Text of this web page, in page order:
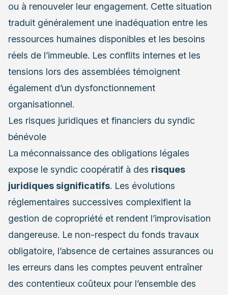
ou à renouveler leur engagement. Cette situation
traduit généralement une inadéquation entre les
ressources humaines disponibles et les besoins
réels de l’immeuble. Les conflits internes et les
tensions lors des assemblées témoignent
également d’un dysfonctionnement
organisationnel.
Les risques juridiques et financiers du syndic
bénévole
La méconnaissance des obligations légales
expose le syndic coopératif à des risques
juridiques significatifs. Les évolutions
réglementaires successives complexifient la
gestion de copropriété et rendent l’improvisation
dangereuse. Le non-respect du fonds travaux
obligatoire, l’absence de certaines assurances ou
les erreurs dans les comptes peuvent entraîner
des contentieux coûteux pour l’ensemble des